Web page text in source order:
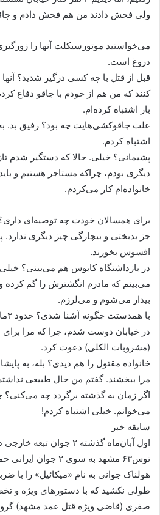
ولی فحش دادند من هم فحش دادم و
می‌خواستید موتورسیکلت آنها را
دروغ است.
قبل از قتل با چه کسی درگیر شدید؟
بار اشتباه کرده‌ام.
علت چاقوکشی‌هایت چه بود؟ رفیق بد.
اشتباه کردم.
پشیمانی؟ خیلی. حالا که دستگیر شدم
دیگری بودم، چراکه مستاجر هستیم و
خانواده‌ام کار می‌کردم.
برای همسالان خودت چه توصیه‌ای
جز بدبختی و بیچارگی چیز دیگری ندارد.
افسوس بخورند.
در بازداشتگاه کابوس هم می‌بینی؟
می‌بینم که مادرم انگشترش را گم کرده
بیدار می‌شوم و می‌لرزم.
با
در خیابان دوست شدم، چرا که مرا
(مشروبات الکلی) دعوت کرد.
خانواده مقتول را هم دیدی؟ بله، به
مرا ببخشند. گفتم من حال طبیعی
اگر زمان به گذشته برگردد چه می‌کنی؟
می‌خوانم. خیلی اشتباه کردم!
سابقه خبر
اول آبان‌ماه گذشته ۲ جوان
توس۶۳ مشهد به سوی ۲
هولناک جوانی به نام «میکائیل» را با
طولی نکشید که با دستورهای ویژه و
صفری (قاضی ویژه قتل عمد مشهد)